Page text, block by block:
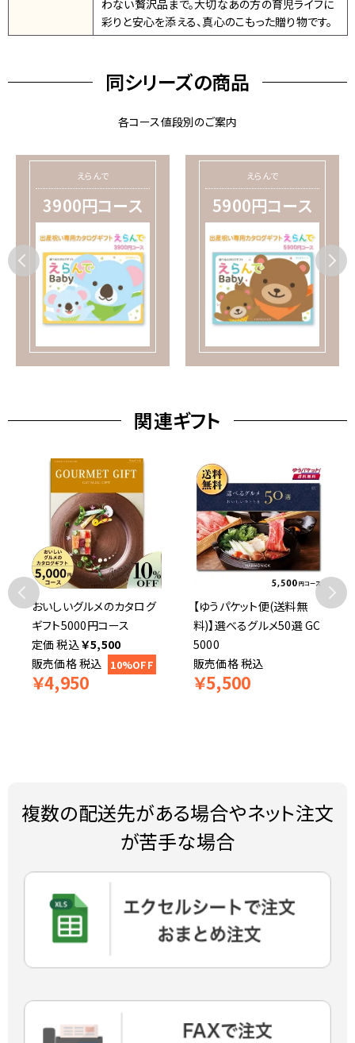
わない贅沢品まで。大切なあの方の育児ライフに
彩りと安心を添える、真心のこもった贈り物です。
同シリーズの商品
各コース値段別のご案内
えらんで
3900円コース
えらんで
5900円コース
関連ギフト
おいしいグルメのカタログ
ギフト5000円コース
税込￥5,500
販売価格税込
￥4,950
10%OFF
【ゆうパケット便(送料無
料)】選べるグルメ50選 GC
5000
販売価格税込
￥5,500
複数の配送先がある場合やネット注文
が苦手な場合